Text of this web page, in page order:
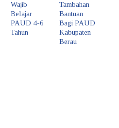
Wajib
Belajar
PAUD 4-6
Tahun
Tambahan
Bantuan
Bagi PAUD
Kabupaten
Berau